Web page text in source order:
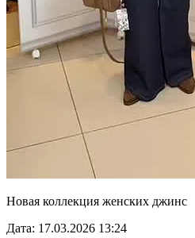
Новая коллекция женских джинс
Дата: 17.03.2026 13:24